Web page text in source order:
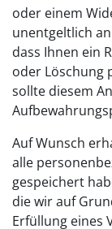
oder einem
unentgeltlich
dass Ihnen ein
oder Löschung
sollte diesem
Auf Wunsch
alle
gespeichert
die wir auf
Erfüllung eines